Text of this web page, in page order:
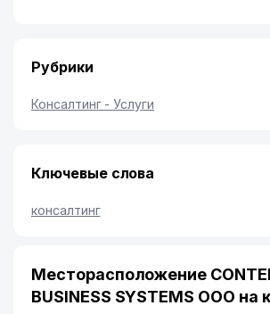
Рубрики
Консалтинг - Услуги
Ключевые слова
консалтинг
Месторасположение
BUSINESS SYSTEMS ООО на